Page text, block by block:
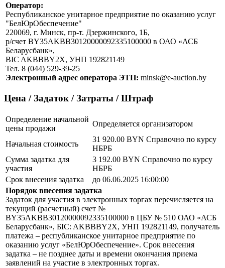
Оператор:
Республиканское унитарное предприятие по оказанию услуг
"БелЮрОбеспечение"
220069, г. Минск, пр-т. Дзержинского, 1Б,
р/счет BY35AKBB30120000092335100000 в ОАО «АСБ
Беларусбанк»,
BIC AKBBBY2X, УНП 192821149
Тел. 8 (044) 529-39-25
Электронный адрес оператора ЭТП: minsk@e-auction.by
Цена / Задаток / Затраты / Штраф
Определение начальной
цены продажи
Определяется организатором
Начальная стоимость
31 920.00 BYN Справочно по курсу
НБРБ
Сумма задатка для
участия
3 192.00 BYN Справочно по курсу
НБРБ
Срок внесения задатка
до 06.06.2025 16:00:00
Порядок внесения задатка
Задаток для участия в электронных торгах перечисляется на
текущий (расчетный) счет №
BY35AKBB30120000092335100000 в ЦБУ № 510 ОАО «АСБ
Беларусбанк», БIC: AKBBBY2X, УНП 192821149, получатель
платежа – республиканское унитарное предприятие по
оказанию услуг «БелЮрОбеспечение». Срок внесения
задатка – не позднее даты и времени окончания приема
заявлений на участие в электронных торгах.